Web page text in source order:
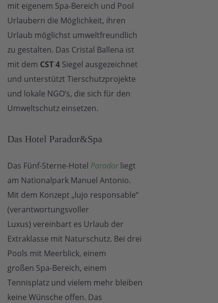
mit eigenem Spa-Bereich und Pool
Urlaubern die Möglichkeit, ihren
Urlaub möglichst umweltfreundlich
zu gestalten. Das Cristal Ballena ist
mit dem CST 4 Siegel ausgezeichnet
und unterstützt Tierschutzprojekte
und lokale NGO’s, die sich für den
Umweltschutz einsetzen.
Das Hotel Parador&Spa
Das Fünf-Sterne-Hotel Paradorliegt
am Nationalpark Manuel Antonio.
Mit dem Konzept „lujo responsable“
(verantwortungsvoller
Luxus) vereinbart es Urlaub der
Extraklasse mit Naturschutz. Bei drei
Pools mit Meerblick, einem
großen Spa-Bereich, einem
Tennisplatz und vielem mehr bleiben
keine Wünsche offen. Das